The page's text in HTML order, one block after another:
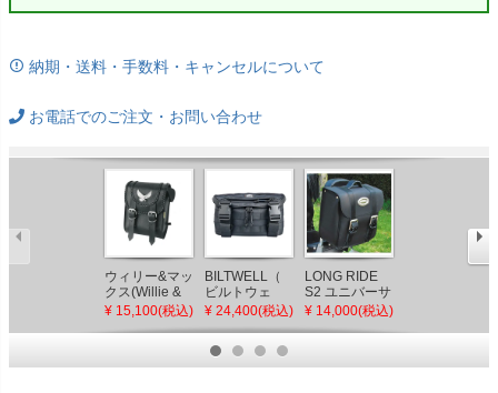
納期・送料・手数料・キャンセルについて
お電話でのご注文・お問い合わせ
ウィリー&マッ
クス(Willie &
Max) ブラック
¥ 15,100(税込)
BILTWELL（
ビルトウェ
ル） ツーリン
2
¥ 24,400(税込)
LONG RIDE
S2 ユニバーサ
ル・シーシー
¥ 14,000(税込)